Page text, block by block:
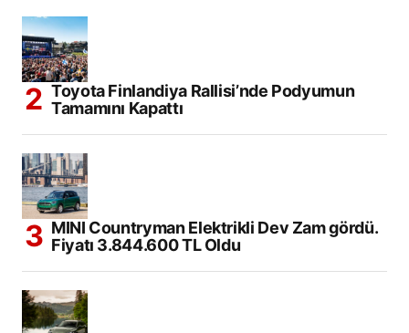
Toyota Finlandiya Rallisi’nde Podyumun
Tamamını Kapattı
MINI Countryman Elektrikli Dev Zam gördü.
Fiyatı 3.844.600 TL Oldu